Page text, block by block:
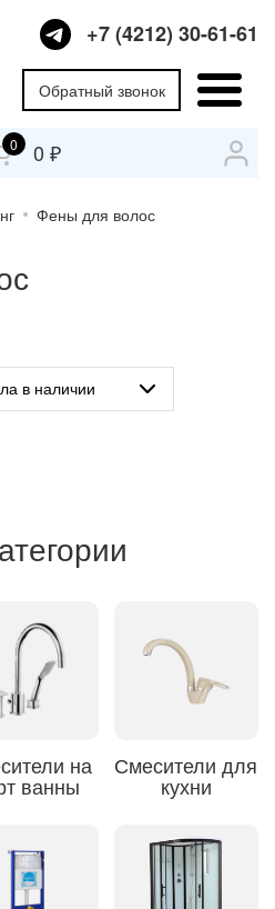
+7 (4212) 30-61-61
Обратный звонок
0 0 ₽
Фены для волос
на
ванны
Смесители для
кухни